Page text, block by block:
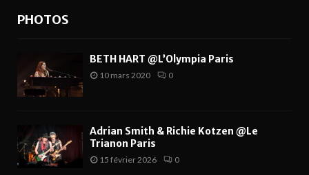
PHOTOS
BETH HART @L’Olympia Paris
10 mars 2020 0
Adrian Smith & Richie Kotzen @Le
Trianon Paris
15 février 2026 0